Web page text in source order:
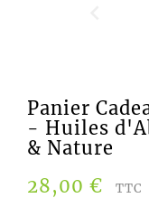
Panier
- Huiles
& Nature
28,00 €
TTC